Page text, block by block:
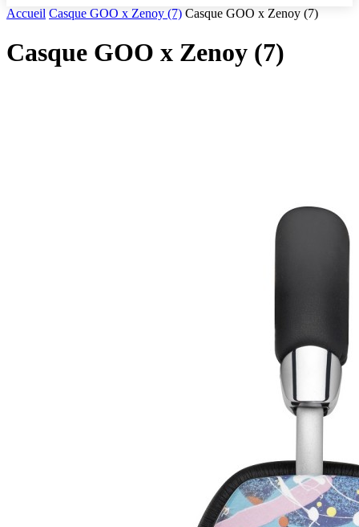
Accueil Casque GOO x Zenoy (7) Casque GOO x Zenoy (7)
Casque GOO x Zenoy (7)